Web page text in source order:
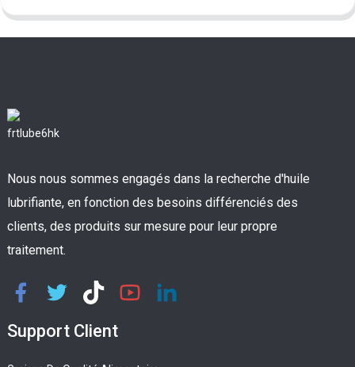
Nous nous sommes engagés dans la recherche d'huile
lubrifiante, en fonction des besoins différenciés des
clients, des produits sur mesure pour leur propre
traitement.
Support Client